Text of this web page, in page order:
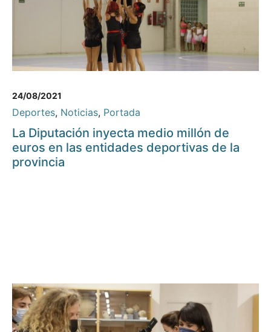
24/08/2021
Deportes, Noticias, Portada
La Diputación inyecta medio millón de
euros en las entidades deportivas de la
provincia